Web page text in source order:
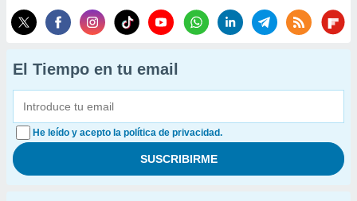
El Tiempo en tu email
He leído y acepto la política de privacidad.